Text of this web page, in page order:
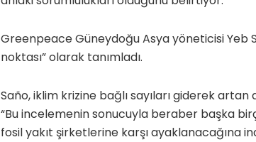
Greenpeace Güneydoğu Asya yöneticisi Yeb
noktası” olarak tanımladı.
Saño, iklim krizine bağlı sayıları giderek
“Bu incelemenin sonucuyla beraber başka
fosil yakıt şirketlerine karşı ayaklanacağına